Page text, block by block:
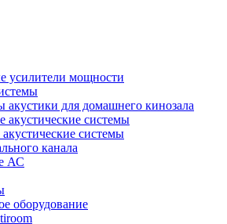
усилители мощности
акустики для домашнего кинозала
акустические системы
системы
канала
АС
оборудование